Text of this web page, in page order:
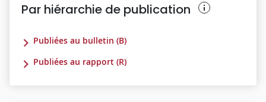
Par hiérarchie de publication
Publiées au bulletin (B)
Publiées au rapport (R)